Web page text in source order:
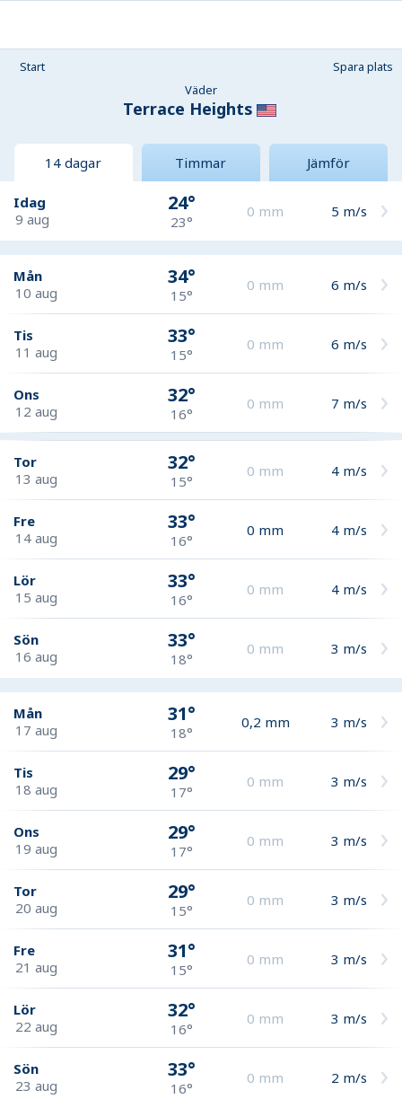
Start
Spara plats
Väder
Terrace Heights
14 dagar Timmar Jämför
Idag
9 aug
24°
23°
0 mm 5 m/s
Mån
10 aug
34°
15°
0 mm 6 m/s
Tis
11 aug
33°
15°
0 mm 6 m/s
Ons
12 aug
32°
16°
0 mm 7 m/s
Tor
13 aug
32°
15°
0 mm 4 m/s
Fre
14 aug
33°
16°
0 mm 4 m/s
Lör
15 aug
33°
16°
0 mm 4 m/s
Sön
16 aug
33°
18°
0 mm 3 m/s
Mån
17 aug
31°
18°
0,2 mm 3 m/s
Tis
18 aug
29°
17°
0 mm 3 m/s
Ons
19 aug
29°
17°
0 mm 3 m/s
Tor
20 aug
29°
15°
0 mm 3 m/s
Fre
21 aug
31°
15°
0 mm 3 m/s
Lör
22 aug
32°
16°
0 mm 3 m/s
Sön
23 aug
33°
16°
0 mm 2 m/s